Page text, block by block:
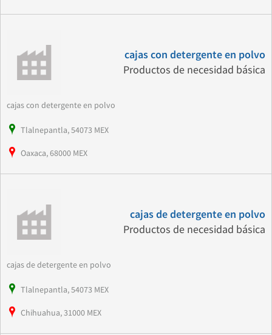
cajas con detergente en polvo
Productos de necesidad básica
cajas con detergente en polvo
Tlalnepantla, 54073 MEX
Oaxaca, 68000 MEX
cajas de detergente en polvo
Productos de necesidad básica
cajas de detergente en polvo
Tlalnepantla, 54073 MEX
Chihuahua, 31000 MEX